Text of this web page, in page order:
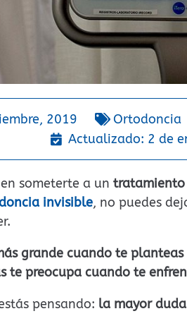
2019
Ortodoncia
Actualizado: 2 de
someterte a un tratamiento
invisible, no puedes
grande cuando te
te preocupa cuando te
pensando: la mayor